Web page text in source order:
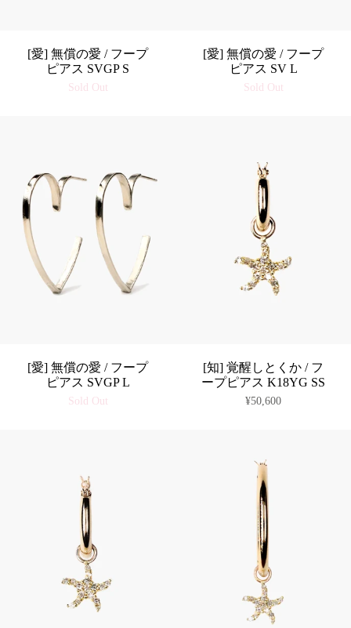
[愛] 無償の愛 / フープ
ピアス SVGP S
Sold Out
[愛] 無償の愛 / フープ
ピアス SV L
Sold Out
[愛] 無償の愛 / フープ
ピアス SVGP L
Sold Out
[知] 覚醒しとくか / フ
ープピアス K18YG SS
¥50,600